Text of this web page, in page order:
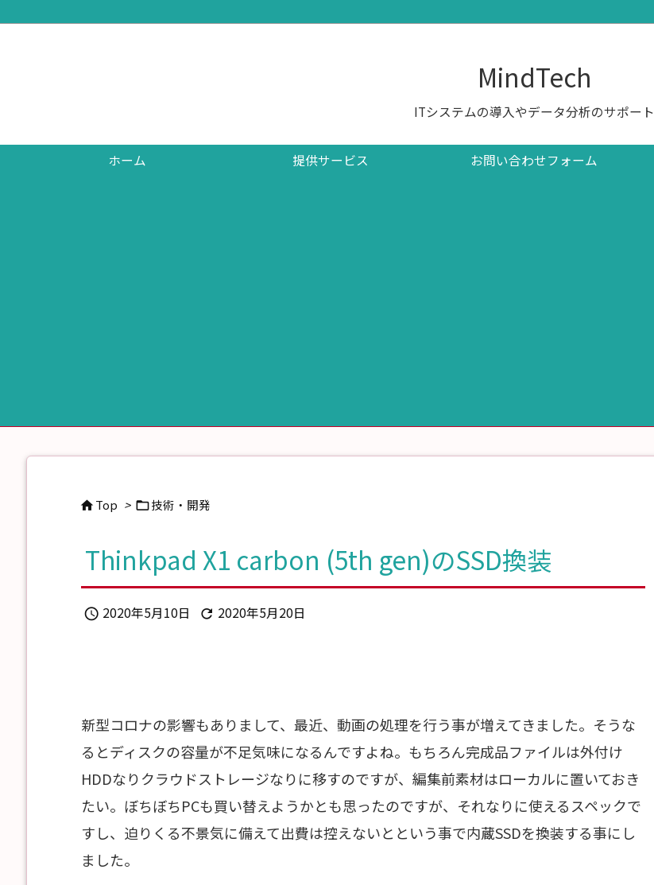
MindTech
ITシステムの導入やデータ分析のサポート
ホーム 提供サービス お問い合わせフォーム
 Top > 技術・開発
Thinkpad X1 carbon (5th gen)のSSD換装
 2020年5月10日  2020年5月20日
新型コロナの影響もありまして、最近、動画の処理を行う事が増えてきました。そうな
るとディスクの容量が不足気味になるんですよね。もちろん完成品ファイルは外付け
HDDなりクラウドストレージなりに移すのですが、編集前素材はローカルに置いておき
たい。ぼちぼちPCも買い替えようかとも思ったのですが、それなりに使えるスペックで
すし、迫りくる不景気に備えて出費は控えないとという事で内蔵SSDを換装する事にし
ました。